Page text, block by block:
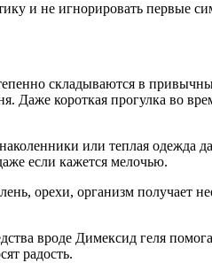
и не игнорировать первые
складываются в
Даже короткая прогулка во
или теплая одежда
если кажется мелочью.
орехи, организм получает
вроде Димексид геля
радость.